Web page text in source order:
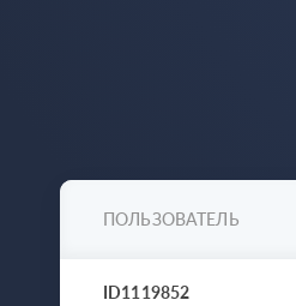
ПОЛЬЗОВАТЕЛЬ
ID1119852